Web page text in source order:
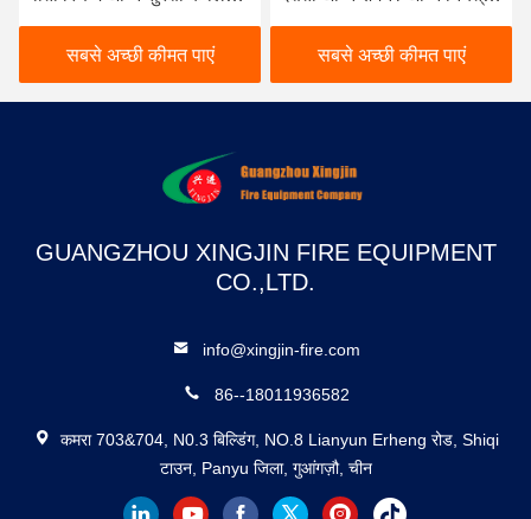
आवश्यक स्वच्छ एजेंट
सबसे अच्छी कीमत पाएं
सुरक्षा और विश्वसनीयता
सबसे अच्छी कीमत पाएं
GUANGZHOU XINGJIN FIRE EQUIPMENT
CO.,LTD.
info@xingjin-fire.com
86--18011936582
कमरा 703&704, N0.3 बिल्डिंग, NO.8 Lianyun Erheng रोड, Shiqi
टाउन, Panyu जिला, गुआंगज़ौ, चीन